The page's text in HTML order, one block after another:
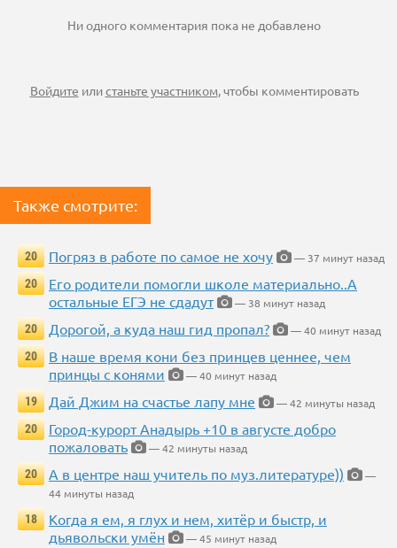
Ни одного комментария пока не добавлено
Войдите илистаньте участником, чтобы комментировать
Также смотрите:
20 Погряз в работе по самое не хочу
— 37 минут назад
20
Его родители помогли школе материально..А
остальные ЕГЭ не сдадут
— 38 минут назад
20
Дорогой, а куда наш гид пропал?
— 40 минут назад
20
В наше время кони без принцев ценнее, чем
принцы с конями
— 40 минут назад
19
Дай Джим на счастье лапу мне
— 42 минуты назад
20
Город-курорт Анадырь +10 в августе добро
пожаловать
— 42 минуты назад
20
А в центре наш учитель по муз.литературе))
—
44 минуты назад
18
Когда я ем, я глух и нем, хитёр и быстр, и
дьявольски умён
— 45 минут назад